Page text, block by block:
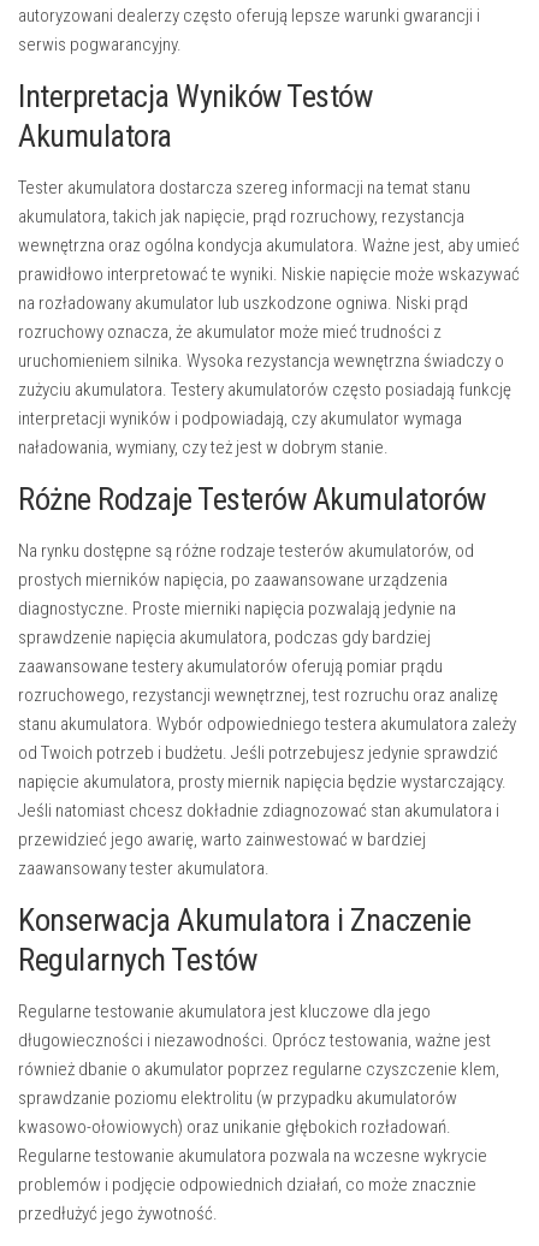
autoryzowani dealerzy często oferują lepsze warunki gwarancji i
serwis pogwarancyjny.
Interpretacja Wyników Testów
Akumulatora
Tester akumulatora dostarcza szereg informacji na temat stanu
akumulatora, takich jak napięcie, prąd rozruchowy, rezystancja
wewnętrzna oraz ogólna kondycja akumulatora. Ważne jest, aby umieć
prawidłowo interpretować te wyniki. Niskie napięcie może wskazywać
na rozładowany akumulator lub uszkodzone ogniwa. Niski prąd
rozruchowy oznacza, że akumulator może mieć trudności z
uruchomieniem silnika. Wysoka rezystancja wewnętrzna świadczy o
zużyciu akumulatora. Testery akumulatorów często posiadają funkcję
interpretacji wyników i podpowiadają, czy akumulator wymaga
naładowania, wymiany, czy też jest w dobrym stanie.
Różne Rodzaje Testerów Akumulatorów
Na rynku dostępne są różne rodzaje testerów akumulatorów, od
prostych mierników napięcia, po zaawansowane urządzenia
diagnostyczne. Proste mierniki napięcia pozwalają jedynie na
sprawdzenie napięcia akumulatora, podczas gdy bardziej
zaawansowane testery akumulatorów oferują pomiar prądu
rozruchowego, rezystancji wewnętrznej, test rozruchu oraz analizę
stanu akumulatora. Wybór odpowiedniego testera akumulatora zależy
od Twoich potrzeb i budżetu. Jeśli potrzebujesz jedynie sprawdzić
napięcie akumulatora, prosty miernik napięcia będzie wystarczający.
Jeśli natomiast chcesz dokładnie zdiagnozować stan akumulatora i
przewidzieć jego awarię, warto zainwestować w bardziej
zaawansowany tester akumulatora.
Konserwacja Akumulatora i Znaczenie
Regularnych Testów
Regularne testowanie akumulatora jest kluczowe dla jego
długowieczności i niezawodności. Oprócz testowania, ważne jest
również dbanie o akumulator poprzez regularne czyszczenie klem,
sprawdzanie poziomu elektrolitu (w przypadku akumulatorów
kwasowo-ołowiowych) oraz unikanie głębokich rozładowań.
Regularne testowanie akumulatora pozwala na wczesne wykrycie
problemów i podjęcie odpowiednich działań, co może znacznie
przedłużyć jego żywotność.